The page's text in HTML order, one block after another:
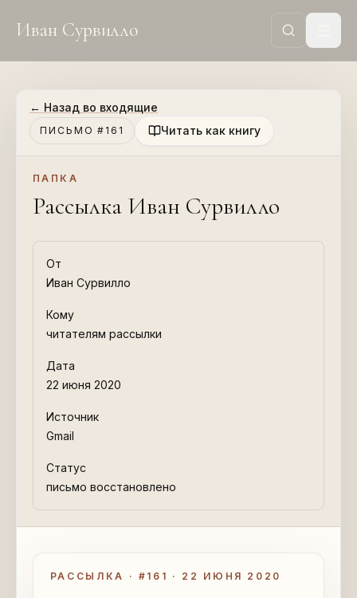
Иван Сурвилло
← Назад во входящие
ПИСЬМО #161 Читать как книгу
ПАПКА
Рассылка Иван Сурвилло
От
Иван Сурвилло
Кому
читателям рассылки
Дата
22 июня 2020
Источник
Gmail
Статус
письмо восстановлено
РАССЫЛКА · #161 · 22 ИЮНЯ 2020